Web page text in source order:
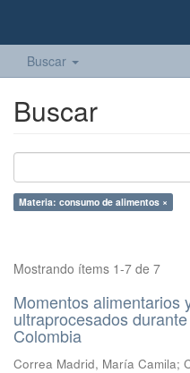
Buscar
Buscar
Materia: consumo de alimentos ×
Mostrando ítems 1-7 de 7
Momentos alimentarios
ultraprocesados
Colombia
Correa Madrid, María Camila;